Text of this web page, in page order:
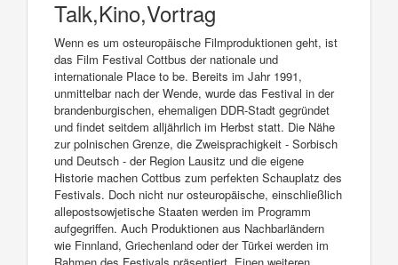
Talk,Kino,Vortrag
Wenn es um osteuropäische Filmproduktionen geht, ist
das Film Festival Cottbus der nationale und
internationale Place to be. Bereits im Jahr 1991,
unmittelbar nach der Wende, wurde das Festival in der
brandenburgischen, ehemaligen DDR-Stadt gegründet
und findet seitdem alljährlich im Herbst statt. Die Nähe
zur polnischen Grenze, die Zweisprachigkeit - Sorbisch
und Deutsch - der Region Lausitz und die eigene
Historie machen Cottbus zum perfekten Schauplatz des
Festivals. Doch nicht nur osteuropäische, einschließlich
allepostsowjetische Staaten werden im Programm
aufgegriffen. Auch Produktionen aus Nachbarländern
wie Finnland, Griechenland oder der Türkei werden im
Rahmen des Festivals präsentiert. Einen weiteren